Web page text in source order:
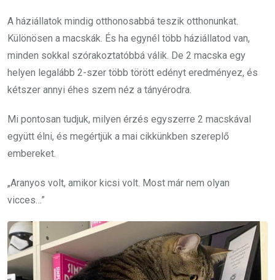
A háziállatok mindig otthonosabbá teszik otthonunkat.
Különösen a macskák. És ha egynél több háziállatod van,
minden sokkal szórakoztatóbbá válik. De 2 macska egy
helyen legalább 2-szer több törött edényt eredményez, és
kétszer annyi éhes szem néz a tányérodra.
Mi pontosan tudjuk, milyen érzés egyszerre 2 macskával
együtt élni, és megértjük a mai cikkünkben szereplő
embereket.
„Aranyos volt, amikor kicsi volt. Most már nem olyan
vicces…”